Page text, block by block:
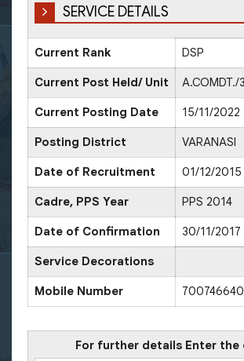
SERVICE DETAILS
Current Rank DSP
Current Post Held/ Unit A.COMDT./
Current Posting Date 15/11/2022
Posting District VARANASI
Date of Recruitment 01/12/2015
Cadre, PPS Year PPS 2014
Date of Confirmation 30/11/2017
Service Decorations
Mobile Number
For further details Enter the